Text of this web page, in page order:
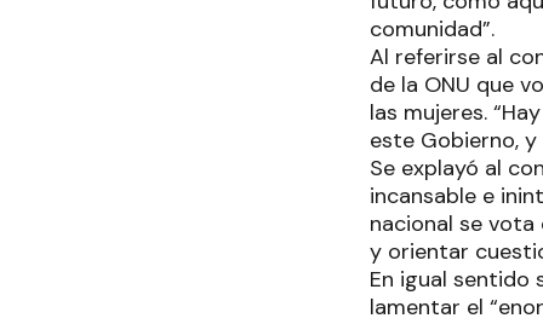
comunidad”.
Al referirse al
de la ONU que
las mujeres.
este Gobierno,
Se explayó al
incansable e
nacional se
y orientar
En igual sentido
lamentar el